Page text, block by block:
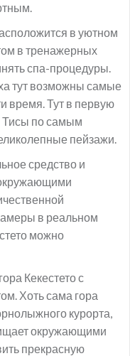
в уютном
в тренажерных
спа-процедуры.
тут возможны самые
время. Тут в первую
Тисы по самым
пейзажи.
средство и
в реальном
можно
Кекестето с
Хоть сама гора
курорта,
окружающими
прекрасную